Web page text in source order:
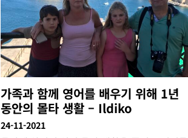
가족과 함께 영어를 배우기 위해 1년
동안의 몰타 생활 – Ildiko
24-11-2021